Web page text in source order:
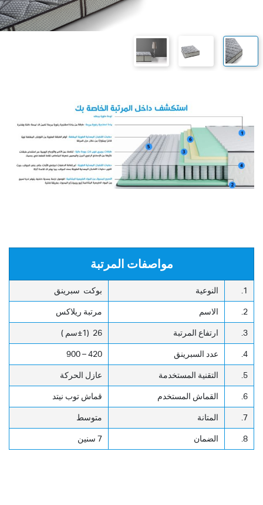
مواصفات المرتبة
1. النوعية بوكت سبرينق
2. الاسم مرتبة ريلاكس
3. ارتفاع المرتبة 26 (±1سم )
4. عدد السبرينق 420 – 900
5. التقنية المستخدمة عازل الحركة
6. القماش المستخدم قماش توب نيتد
7. المتانة متوسط
8. الضمان 7 سنين